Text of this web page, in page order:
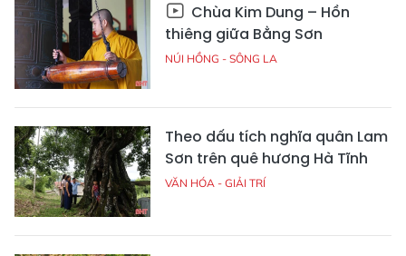
Chùa Kim Dung – Hồn
thiêng giữa Bằng Sơn
NÚI HỒNG - SÔNG LA
Theo dấu tích nghĩa quân Lam
Sơn trên quê hương Hà Tĩnh
VĂN HÓA - GIẢI TRÍ